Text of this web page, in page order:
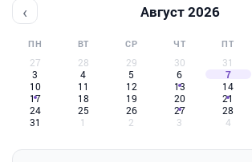
‹ Август 2026
ПН ВТ СР ЧТ ПТ
27 28 29 30 31
3
4 5 6 7
10
11 12 13 14
17
18 19 20 21
24
25 26 27 28
31
1 2 3 4